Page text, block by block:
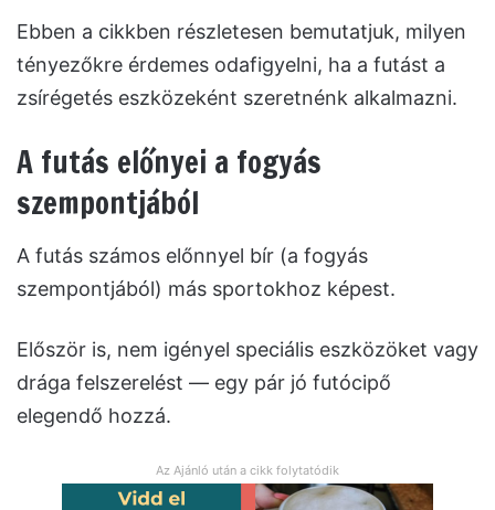
Ebben a cikkben részletesen bemutatjuk, milyen
tényezőkre érdemes odafigyelni, ha a futást a
zsírégetés eszközeként szeretnénk alkalmazni.
A futás előnyei a fogyás
szempontjából
A futás számos előnnyel bír (a fogyás
szempontjából) más sportokhoz képest.
Először is, nem igényel speciális eszközöket vagy
drága felszerelést — egy pár jó futócipő
elegendő hozzá.
Az Ajánló után a cikk folytatódik